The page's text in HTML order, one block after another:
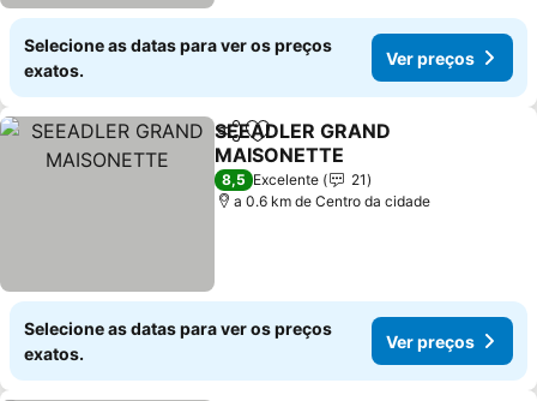
Selecione as datas para ver os preços
exatos.
Ver preços
PartilharAdicionar aos favoritos
SEEADLER GRAND
MAISONETTE
Ver preços
8,5 Excelente
21
a 0.6 km de Centro da cidade
Selecione as datas para ver os preços
exatos.
Ver preços